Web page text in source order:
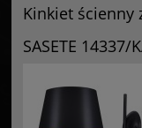
Kinkiet ścienny
SASETE 14337/